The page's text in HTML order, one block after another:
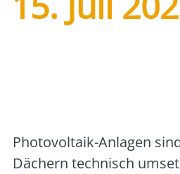
Pho­to­vol­ta­ik-Anla­gen
Dächern tech­nisch